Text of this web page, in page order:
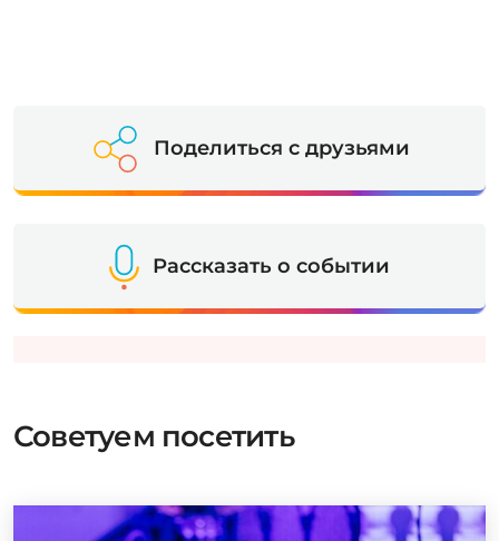
Поделиться с друзьями
Рассказать о событии
Советуем посетить